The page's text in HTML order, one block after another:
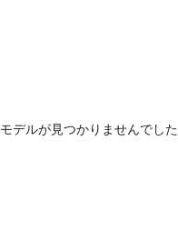
モデルが見つかりませんでした